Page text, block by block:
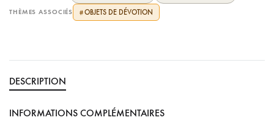
THÈMES ASSOCIÉS #OBJETS DE DÉVOTION
DESCRIPTION
INFORMATIONS COMPLÉMENTAIRES